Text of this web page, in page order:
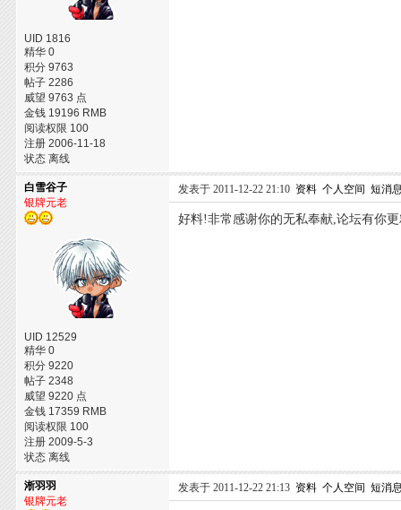
UID 1816
精华 0
积分 9763
帖子 2286
威望 9763 点
金钱 19196 RMB
阅读权限 100
注册 2006-11-18
状态 离线
白雪谷子
银牌元老
UID 12529
精华 0
积分 9220
帖子 2348
威望 9220 点
金钱 17359 RMB
阅读权限 100
注册 2009-5-3
状态 离线
发表于 2011-12-22 21:10 资料 个人空间 短消
好料!非常感谢你的无私奉献,论坛有你
淅羽羽
银牌元老
发表于 2011-12-22 21:13 资料 个人空间 短消